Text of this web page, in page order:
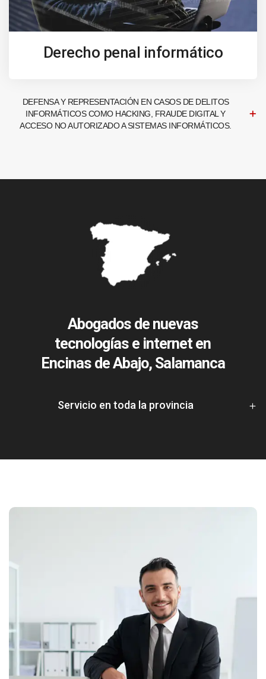
Derecho penal informático
DEFENSA Y REPRESENTACIÓN EN CASOS DE DELITOS
INFORMÁTICOS COMO HACKING, FRAUDE DIGITAL Y
ACCESO NO AUTORIZADO A SISTEMAS INFORMÁTICOS.
Abogados de nuevas
tecnologías e internet en
Encinas de Abajo, Salamanca
Servicio en toda la provincia